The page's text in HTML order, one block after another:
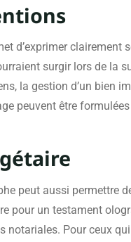
d’exprimer
surgir lors de la
la gestion d’un bien
peuvent être
peut aussi permettre
pour un testament
notariales. Pour ceux